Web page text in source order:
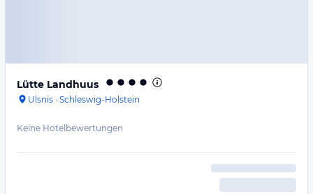
Lütte Landhuus
Ulsnis · Schleswig-Holstein
Keine Hotelbewertungen